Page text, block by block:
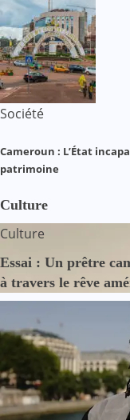
Société
Cameroun : L’État
patrimoine
Culture
Culture
Essai : Un prêtre
à travers le rêve